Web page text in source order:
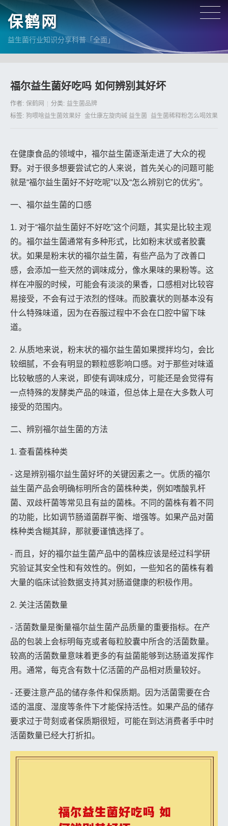
保鹤网
益生菌行业知识分享科普「全面」
福尔益生菌好吃吗 如何辨别其好坏
作者: 保鹤网 分类: 益生菌品牌
标签: 狗喂啥益生菌效果好 金仕康左旋肉碱 益生菌 益生菌稀释粉怎么喝效果好
在健康食品的领域中，福尔益生菌逐渐走进了大众的视
野。对于很多想要尝试它的人来说，首先关心的问题可能
就是“福尔益生菌好不好吃呢”以及“怎么辨别它的优劣”。
一、福尔益生菌的口感
1. 对于“福尔益生菌好不好吃”这个问题，其实是比较主观
的。福尔益生菌通常有多种形式，比如粉末状或者胶囊
状。如果是粉末状的福尔益生菌，有些产品为了改善口
感，会添加一些天然的调味成分，像水果味的果粉等。这
样在冲服的时候，可能会有淡淡的果香，口感相对比较容
易接受，不会有过于浓烈的怪味。而胶囊状的则基本没有
什么特殊味道，因为在吞服过程中不会在口腔中留下味
道。
2. 从质地来说，粉末状的福尔益生菌如果搅拌均匀，会比
较细腻，不会有明显的颗粒感影响口感。对于那些对味道
比较敏感的人来说，即使有调味成分，可能还是会觉得有
一点特殊的发酵类产品的味道，但总体上是在大多数人可
接受的范围内。
二、辨别福尔益生菌的方法
1. 查看菌株种类
- 这是辨别福尔益生菌好坏的关键因素之一。优质的福尔
益生菌产品会明确标明所含的菌株种类，例如嗜酸乳杆
菌、双歧杆菌等常见且有益的菌株。不同的菌株有着不同
的功能，比如调节肠道菌群平衡、增强等。如果产品对菌
株种类含糊其辞，那就要谨慎选择了。
- 而且，好的福尔益生菌产品中的菌株应该是经过科学研
究验证其安全性和有效性的。例如，一些知名的菌株有着
大量的临床试验数据支持其对肠道健康的积极作用。
2. 关注活菌数量
- 活菌数量是衡量福尔益生菌产品质量的重要指标。在产
品的包装上会标明每克或者每粒胶囊中所含的活菌数量。
较高的活菌数量意味着更多的有益菌能够到达肠道发挥作
用。通常，每克含有数十亿活菌的产品相对质量较好。
- 还要注意产品的储存条件和保质期。因为活菌需要在合
适的温度、湿度等条件下才能保持活性。如果产品的储存
要求过于苛刻或者保质期很短，可能在到达消费者手中时
活菌数量已经大打折扣。